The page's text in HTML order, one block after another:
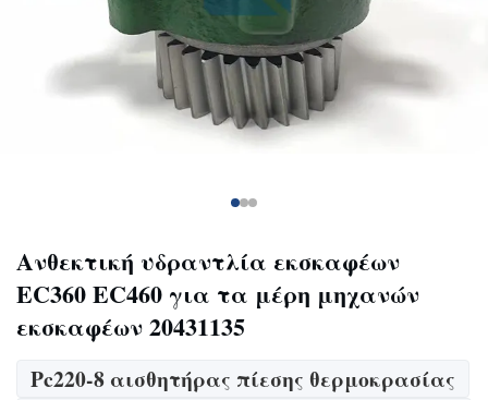
Ανθεκτική υδραντλία εκσκαφέων
EC360 EC460 για τα μέρη μηχανών
εκσκαφέων 20431135
Pc220-8 αισθητήρας πίεσης θερμοκρασίας